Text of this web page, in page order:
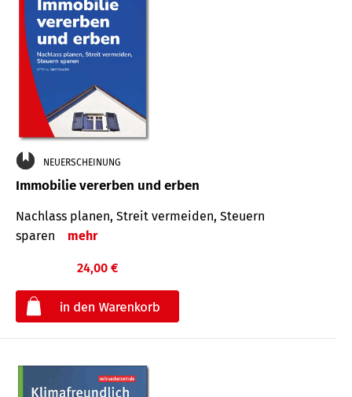
NEUERSCHEINUNG
Immobilie vererben und erben
Nachlass planen, Streit vermeiden, Steuern
sparen
mehr
24,00 €